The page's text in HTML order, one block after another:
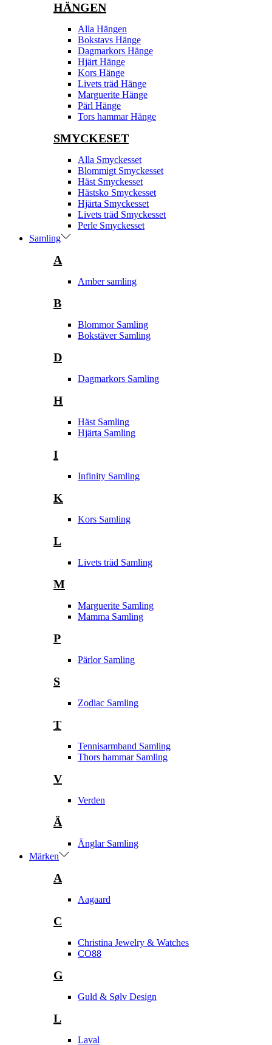
HÄNGEN
Alla Hängen
Bokstavs Hänge
Dagmarkors Hänge
Hjärt Hänge
Kors Hänge
Livets träd Hänge
Marguerite Hänge
Pärl Hänge
Tors hammar Hänge
SMYCKESET
Alla Smyckesset
Blommigt Smyckesset
Häst Smyckesset
Hästsko Smyckesset
Hjärta Smyckesset
Livets träd Smyckesset
Perle Smyckesset
Samling
A
Amber samling
B
Blommor Samling
Bokstäver Samling
D
Dagmarkors Samling
H
Häst Samling
Hjärta Samling
I
Infinity Samling
K
Kors Samling
L
Livets träd Samling
M
Marguerite Samling
Mamma Samling
P
Pärlor Samling
S
Zodiac Samling
T
Tennisarmband Samling
Thors hammar Samling
V
Verden
Ä
Änglar Samling
Märken
A
Aagaard
C
Christina Jewelry & Watches
CO88
G
Guld & Sølv Design
L
Laval